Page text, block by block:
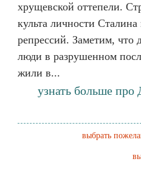
хрущевской оттепели.
культа личности
репрессий. Заметим, что
люди в разрушенном
жили в...
узнать больше про
выбрать